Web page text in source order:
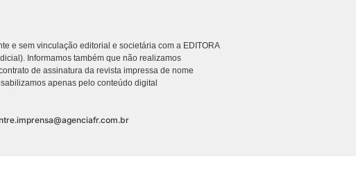
e sem vinculação editorial e societária com a EDITORA
Informamos também que não realizamos
de assinatura da revista impressa de nome
apenas pelo conteúdo digital